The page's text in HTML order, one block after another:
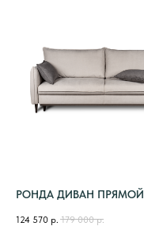
РОНДА ДИВАН ПРЯМОЙ
124 570 р. 179 000 р.